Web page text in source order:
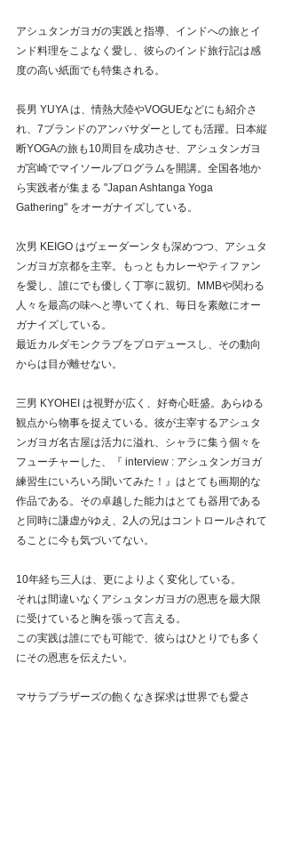
アシュタンガヨガの実践と指導、インドへの旅とイ
ンド料理をこよなく愛し、彼らのインド旅行記は感
度の高い紙面でも特集される。
長男 YUYA は、情熱大陸やVOGUEなどにも紹介さ
れ、7ブランドのアンバサダーとしても活躍。日本縦
断YOGAの旅も10周目を成功させ、アシュタンガヨ
ガ宮崎でマイソールプログラムを開講。全国各地か
ら実践者が集まる "Japan Ashtanga Yoga
Gathering" をオーガナイズしている。
次男 KEIGO はヴェーダーンタも深めつつ、アシュタ
ンガヨガ京都を主宰。もっともカレーやティファン
を愛し、誰にでも優しく丁寧に親切。MMBや関わる
人々を最高の味へと導いてくれ、毎日を素敵にオー
ガナイズしている。
最近カルダモンクラブをプロデュースし、その動向
からは目が離せない。
三男 KYOHEI は視野が広く、好奇心旺盛。あらゆる
観点から物事を捉えている。彼が主宰するアシュタ
ンガヨガ名古屋は活力に溢れ、シャラに集う個々を
フューチャーした、『 interview : アシュタンガヨガ
練習生にいろいろ聞いてみた！』はとても画期的な
作品である。その卓越した能力はとても器用である
と同時に謙虚がゆえ、2人の兄はコントロールされて
ることに今も気づいてない。
10年経ち三人は、更によりよく変化している。
それは間違いなくアシュタンガヨガの恩恵を最大限
に受けていると胸を張って言える。
この実践は誰にでも可能で、彼らはひとりでも多く
にその恩恵を伝えたい。
マサラブラザーズの飽くなき探求は世界でも愛さ